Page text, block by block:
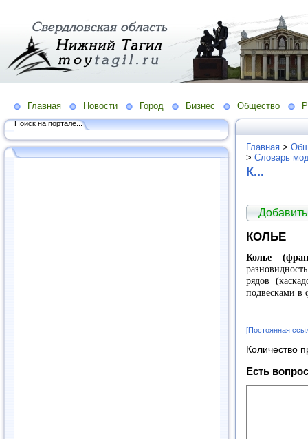
Главная Новости Город Бизнес Общество
Поиск на портале...
Главная >
> Словарь
К...
КОЛЬЕ
Колье
рядов
подвесками в
[Постоянная
Количество
Есть